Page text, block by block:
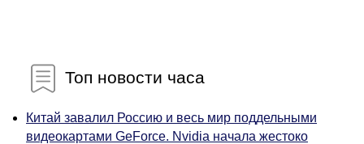
Топ новости часа
Китай завалил Россию и весь мир поддельными
видеокартами GeForce. Nvidia начала жестоко